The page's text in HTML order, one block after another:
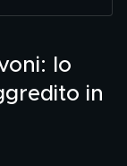
lo
in